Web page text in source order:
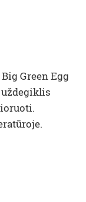
Green Egg